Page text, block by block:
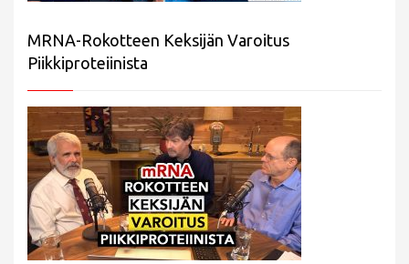
MRNA-Rokotteen Keksijän Varoitus
Piikkiproteiinista